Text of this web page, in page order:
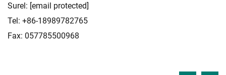
Surel: [email protected]
Tel: +86-18989782765
Fax: 057785500968